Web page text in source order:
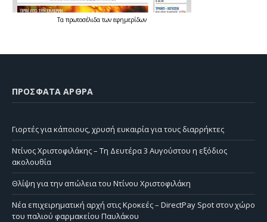
Τα πρωτοσέλιδατων εφημερίδων
ΠΡΌΣΦΑΤΑ ΆΡΘΡΑ
Γιορτές για κάποιους, χρυσή ευκαιρία για τους διαρρήκτες
Ντίνος Χριστοφιλάκης – Τη Δευτέρα 3 Αυγούστου η εξόδιος
ακολουθία
Θλίψη για την απώλεια του Ντίνου Χριστοφιλάκη
Νέα επιχειρηματική αρχή στις Κροκεές – DirectPay Spot στον χώρο
του παλιού φαρμακείου Παυλάκου